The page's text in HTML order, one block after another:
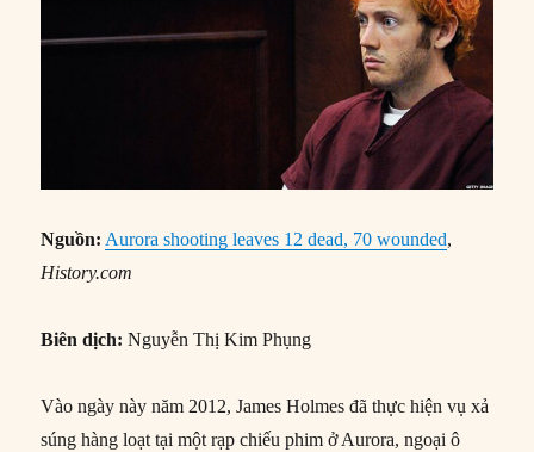
Nguồn: Aurora shooting leaves 12 dead, 70 wounded,
History.com
Biên dịch: Nguyễn Thị Kim Phụng
Vào ngày này năm 2012, James Holmes đã thực hiện vụ xả
súng hàng loạt tại một rạp chiếu phim ở Aurora, ngoại ô